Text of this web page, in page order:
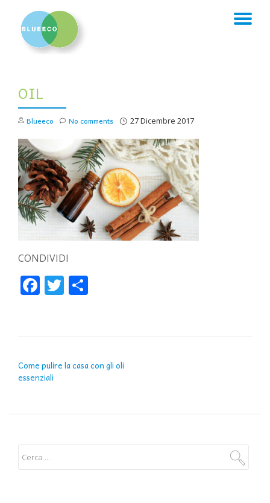
OIL
Blueeco 27 Dicembre 2017
No comments
CONDIVIDI
FacebookTwitter
Come pulire la casa con gli oli
essenziali